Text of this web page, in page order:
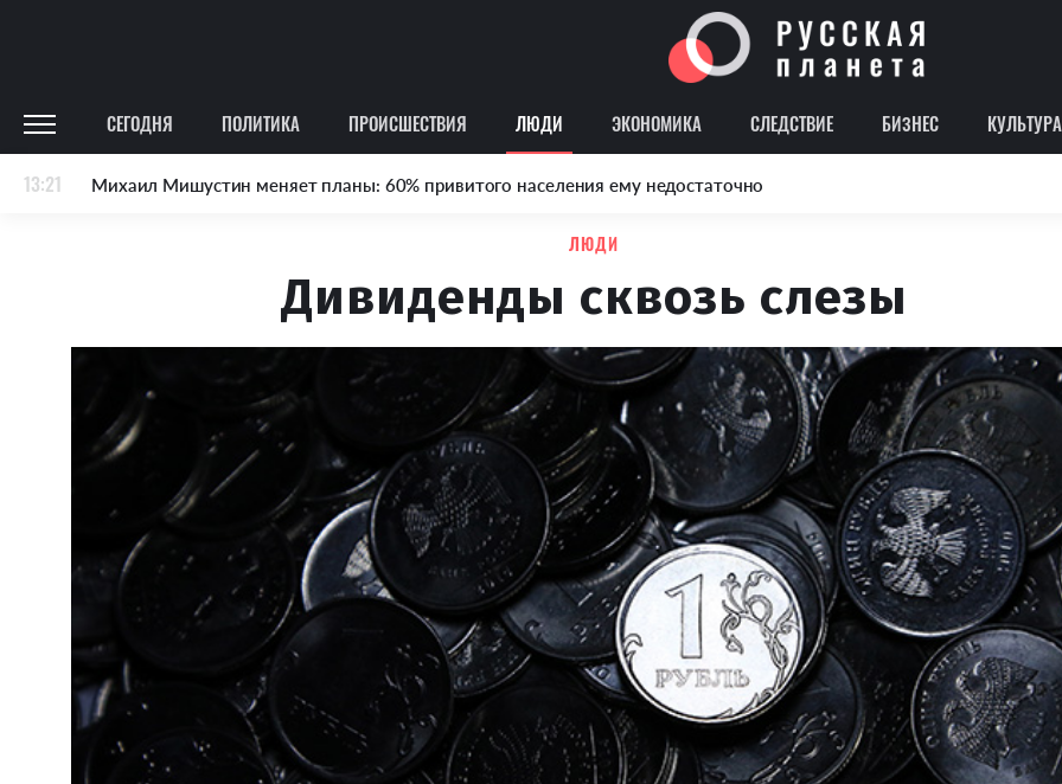
СЕГОДНЯ ПОЛИТИКА ПРОИСШЕСТВИЯ ЛЮДИ ЭКОНОМИКА СЛЕДСТВИЕ БИЗНЕС КУЛЬТУРА
13:21 Михаил Мишустин меняет планы: 60% привитого населения ему недостаточно
ЛЮДИ
Дивиденды сквозь слезы